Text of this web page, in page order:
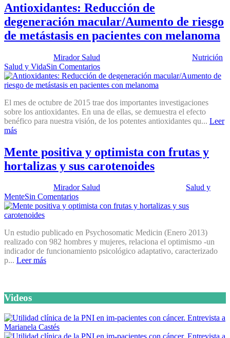
Antioxidantes: Reducción de
degeneración macular/Aumento de riesgo
de metástasis en pacientes con melanoma
Mirador Salud Nutrición
Salud y VidaSin Comentarios
El mes de octubre de 2015 trae dos importantes investigaciones
sobre los antioxidantes. En una de ellas, se demuestra el efecto
benéfico para nuestra visión, de los potentes antioxidantes qu... Leer
más
Mente positiva y optimista con frutas y
hortalizas y sus carotenoides
Mirador Salud
Salud y
MenteSin Comentarios
Un estudio publicado en Psychosomatic Medicin (Enero 2013)
realizado con 982 hombres y mujeres, relaciona el optimismo -un
indicador de funcionamiento psicológico adaptativo, caracterizado
p... Leer más
Videos